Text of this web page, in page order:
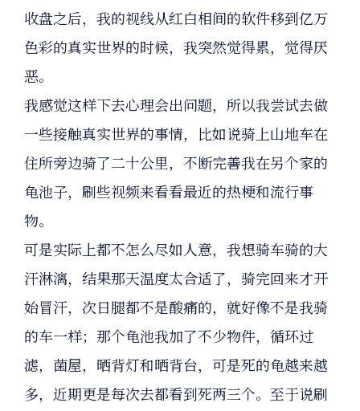
收盘之后，我的视线从红白相间的软件移到亿万
色彩的真实世界的时候，我突然觉得累，觉得厌
恶。
我感觉这样下去心理会出问题，所以我尝试去做
一些接触真实世界的事情，比如说骑上山地车在
住所旁边骑了二十公里，不断完善我在另个家的
龟池子，刷些视频来看看最近的热梗和流行事
物。
可是实际上都不怎么尽如人意，我想骑车骑的大
汗淋漓，结果那天温度太合适了，骑完回来才开
始冒汗，次日腿都不是酸痛的，就好像不是我骑
的车一样；那个龟池我加了不少物件，循环过
滤，菌屋，晒背灯和晒背台，可是死的龟越来越
多，近期更是每次去都看到死两三个。至于说刷